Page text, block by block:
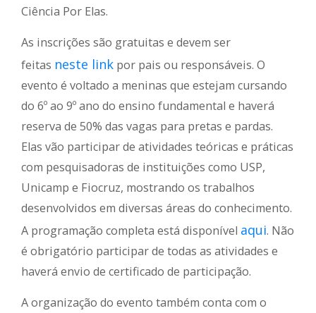
Ciência Por Elas.
As inscrições são gratuitas e devem ser
feitas neste link por pais ou responsáveis. O
evento é voltado a meninas que estejam cursando
do 6º ao 9º ano do ensino fundamental e haverá
reserva de 50% das vagas para pretas e pardas.
Elas vão participar de atividades teóricas e práticas
com pesquisadoras de instituições como USP,
Unicamp e Fiocruz, mostrando os trabalhos
desenvolvidos em diversas áreas do conhecimento.
A programação completa está disponível aqui. Não
é obrigatório participar de todas as atividades e
haverá envio de certificado de participação.
A organização do evento também conta com o